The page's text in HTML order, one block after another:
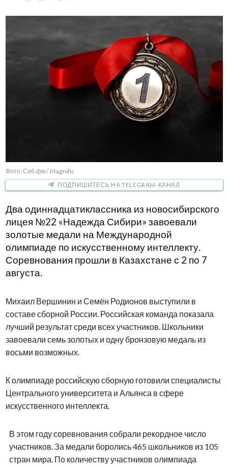
Фото: Сиб.фм / Magnific
ПОДПИШИТЕСЬ НА TELEGRAM-КАНАЛ
Два одиннадцатиклассника из новосибирского
лицея №22 «Надежда Сибири» завоевали
золотые медали на Международной
олимпиаде по искусственному интеллекту.
Соревнования прошли в Казахстане с 2 по 7
августа.
Михаил Вершинин и Семён Родионов выступили в
составе сборной России. Российская команда показала
лучший результат среди всех участников. Школьники
завоевали семь золотых и одну бронзовую медаль из
восьми возможных.
К олимпиаде российскую сборную готовили специалисты
Центрального университета и Альянса в сфере
искусственного интеллекта.
В этом году соревнования собрали рекордное число
участников. За медали боролись 465 школьников из 105
стран мира. По количеству участников олимпиада